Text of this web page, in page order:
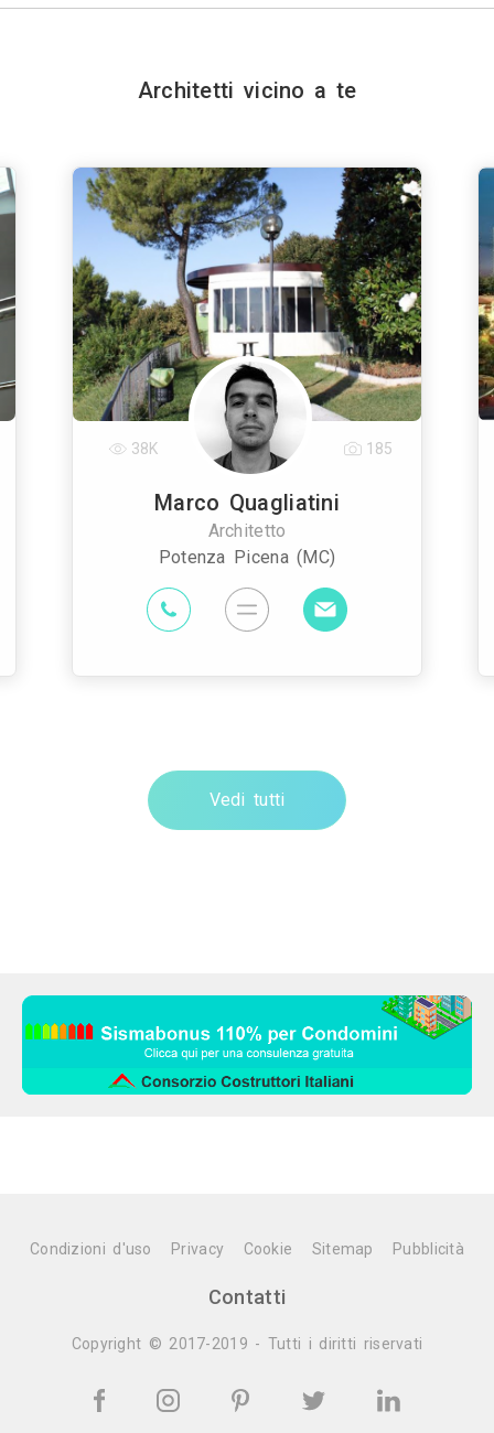
Architetti vicino a te
Marco Quagliatini
Architetto
Potenza Picena (MC)
38K 185
Vedi tutti
Condizioni d'uso Privacy Cookie Sitemap Pubblicità
Contatti
Copyright © 2017-2019 - Tutti i diritti riservati